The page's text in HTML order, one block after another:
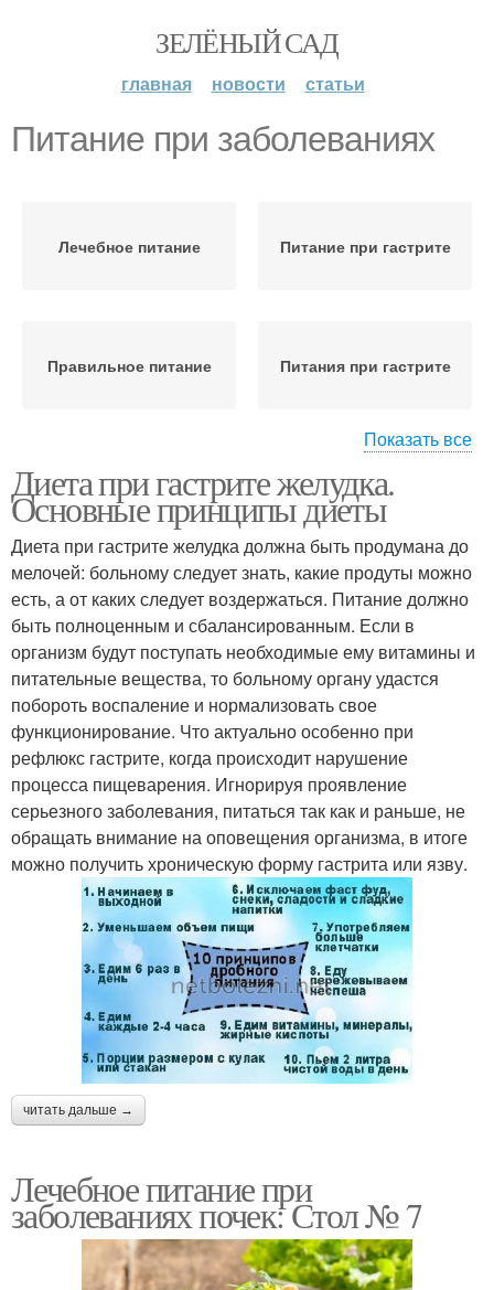
ЗЕЛЁНЫЙ САД
главная новости статьи
Питание при заболеваниях
Лечебное питание Питание при гастрите
Правильное питание Питания при гастрите
Питания для почек Меню при заболевании
Диета при заболевании Ограничения в питании
Диеты при
заболеваниях
Питание при
мочекаменной болезни
Питания для почечных
больных
Показать все
Диета при гастрите желудка.
Основные принципы диеты
Диета при гастрите желудка должна быть продумана до
мелочей: больному следует знать, какие продуты можно
есть, а от каких следует воздержаться. Питание должно
быть полноценным и сбалансированным. Если в
организм будут поступать необходимые ему витамины и
питательные вещества, то больному органу удастся
побороть воспаление и нормализовать свое
функционирование. Что актуально особенно при
рефлюкс гастрите, когда происходит нарушение
процесса пищеварения. Игнорируя проявление
серьезного заболевания, питаться так как и раньше, не
обращать внимание на оповещения организма, в итоге
можно получить хроническую форму гастрита или язву.
читать дальше →
Лечебное питание при
заболеваниях почек: Стол № 7